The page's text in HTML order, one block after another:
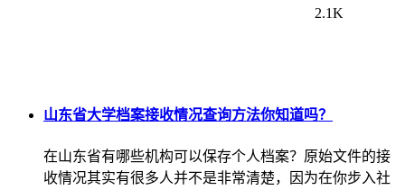
2.1K
山东省大学档案接收情况查询方法你知道吗？
在山东省有哪些机构可以保存个人档案？原始文件的接
收情况其实有很多人并不是非常清楚，因为在你步入社